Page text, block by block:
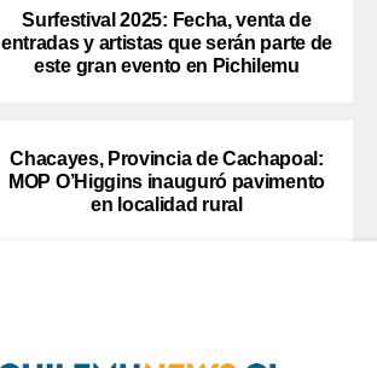
Surfestival 2025: Fecha, venta de
entradas y artistas que serán parte de
este gran evento en Pichilemu
Chacayes, Provincia de Cachapoal:
MOP O’Higgins inauguró pavimento
en localidad rural